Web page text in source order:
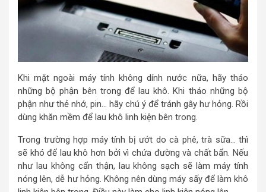
Khi mặt ngoài máy tính không dính nước nữa, hãy tháo
những bộ phận bên trong để lau khô. Khi tháo những bộ
phận như thẻ nhớ, pin… hãy chú ý để tránh gây hư hỏng. Rồi
dùng khăn mềm để lau khô linh kiện bên trong.
Trong trường hợp máy tính bị ướt do cà phê, trà sữa… thì
sẽ khó để lau khô hơn bởi vì chứa đường và chất bẩn. Nếu
như lau không cẩn thận, lau không sạch sẽ làm máy tính
nóng lên, dễ hư hỏng. Không nên dùng máy sấy để làm khô